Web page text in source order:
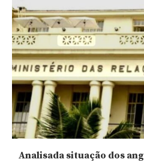
Analisada situação dos